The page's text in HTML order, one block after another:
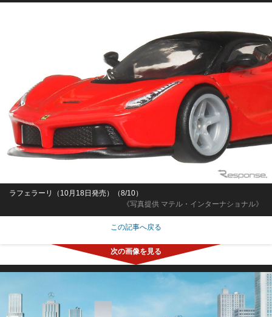
《写真提供 マテル・インターナショナル》
ラフェラーリ（10月18日発売）（8/10）
この記事へ戻る